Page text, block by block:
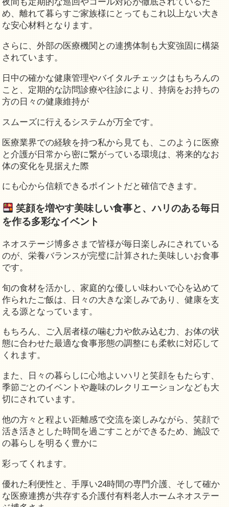
夜間も定期的な巡回やコール対応が徹底されているた
め、離れて暮らすご家族様にとってもこれ以上ない大き
な安心材料となります。
さらに、外部の医療機関との連携体制も大変強固に構築
されています。
日中の確かな健康管理やバイタルチェックはもちろんの
こと、定期的な訪問診療や往診により、持病をお持ちの
方の日々の健康維持が
スムーズに行えるシステムが万全です。
医療業界での経験を持つ私から見ても、このように医療
と介護が日常から密に繋がっている環境は、将来的なお
体の変化を見据えた際
にも心から信頼できるポイントだと確信できます。
笑顔を増やす美味しい食事と、ハリのある毎日
を作る多彩なイベント
ネオステージ博多さまで皆様が毎日楽しみにされている
のが、栄養バランスが完璧に計算された美味しいお食事
です。
旬の食材を活かし、家庭的な優しい味わいで心を込めて
作られたご飯は、日々の大きな楽しみであり、健康を支
える源となっています。
もちろん、ご入居者様の噛む力や飲み込む力、お体の状
態に合わせた最適な食事形態の調整にも柔軟に対応して
くれます。
また、日々の暮らしに心地よいハリと笑顔をもたらす、
季節ごとのイベントや趣味のレクリエーションなども大
切にされています。
他の方々と程よい距離感で交流を楽しみながら、笑顔で
活き活きとした時間を過ごすことができるため、施設で
の暮らしを明るく豊かに
彩ってくれます。
優れた利便性と、手厚い24時間の専門介護、そして確か
な医療連携が共存する介護付有料老人ホームネオステー